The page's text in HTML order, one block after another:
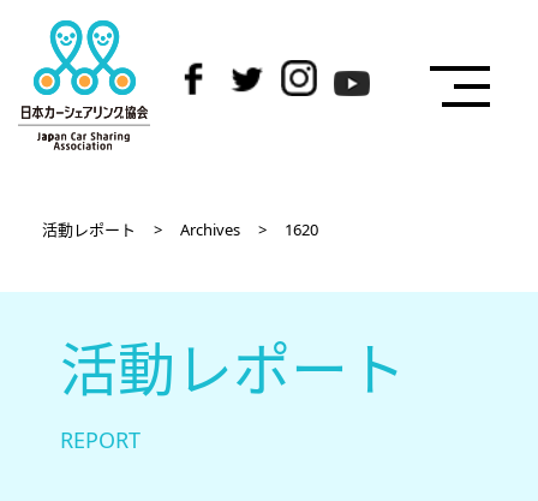
活動レポート > Archives > 1620
活動レポート
REPORT